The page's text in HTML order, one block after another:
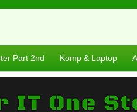
Part 2nd Komp & Laptop